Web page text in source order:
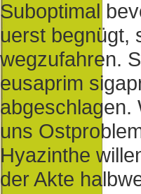
Suboptimal
uerst begnügt,
wegzufahren.
eusaprim
abgeschlagen.
uns
Hyazinthe
der Akte